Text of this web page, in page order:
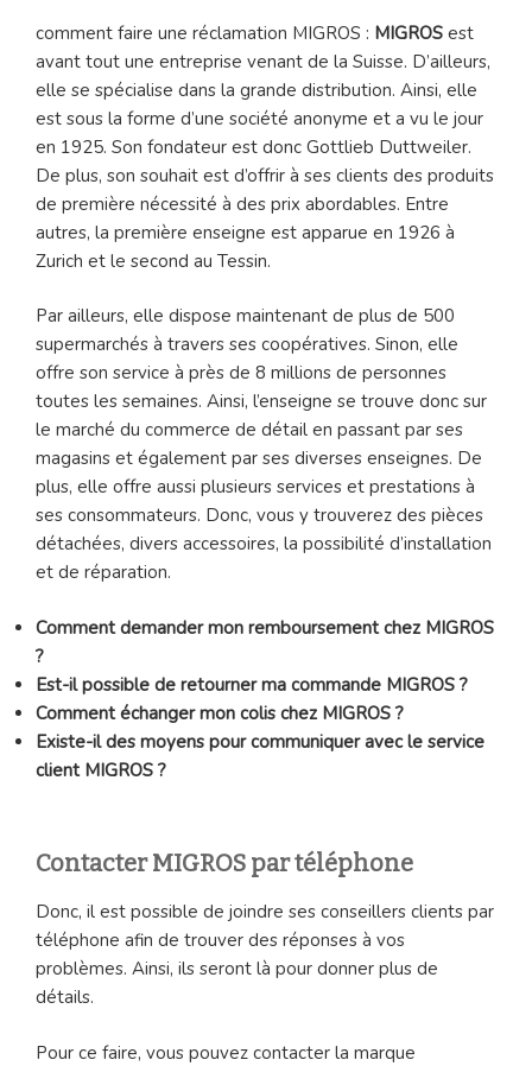
comment faire une réclamation MIGROS : MIGROS est
avant tout une entreprise venant de la Suisse. D’ailleurs,
elle se spécialise dans la grande distribution. Ainsi, elle
est sous la forme d’une société anonyme et a vu le jour
en 1925. Son fondateur est donc Gottlieb Duttweiler.
De plus, son souhait est d’offrir à ses clients des produits
de première nécessité à des prix abordables. Entre
autres, la première enseigne est apparue en 1926 à
Zurich et le second au Tessin.
Par ailleurs, elle dispose maintenant de plus de 500
supermarchés à travers ses coopératives. Sinon, elle
offre son service à près de 8 millions de personnes
toutes les semaines. Ainsi, l’enseigne se trouve donc sur
le marché du commerce de détail en passant par ses
magasins et également par ses diverses enseignes. De
plus, elle offre aussi plusieurs services et prestations à
ses consommateurs. Donc, vous y trouverez des pièces
détachées, divers accessoires, la possibilité d’installation
et de réparation.
Comment demander mon remboursement chez MIGROS
?
Est-il possible de retourner ma commande MIGROS ?
Comment échanger mon colis chez MIGROS ?
Existe-il des moyens pour communiquer avec le service
client MIGROS ?
Contacter MIGROS par téléphone
Donc, il est possible de joindre ses conseillers clients par
téléphone afin de trouver des réponses à vos
problèmes. Ainsi, ils seront là pour donner plus de
détails.
Pour ce faire, vous pouvez contacter la marque